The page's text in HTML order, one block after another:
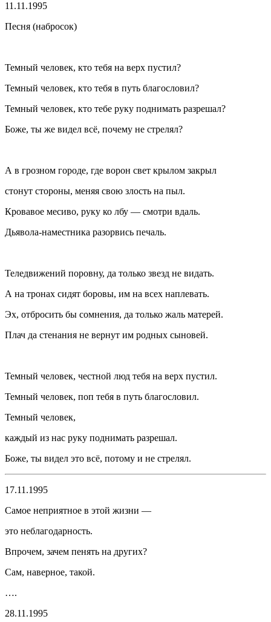
11.11.1995
Песня (набросок)
Темный человек, кто тебя на верх пустил?
Темный человек, кто тебя в путь благословил?
Темный человек, кто тебе руку поднимать разрешал?
Боже, ты же видел всё, почему не стрелял?
А в грозном городе, где ворон свет крылом закрыл
стонут стороны, меняя свою злость на пыл.
Кровавое месиво, руку ко лбу — смотри вдаль.
Дьявола-наместника разорвись печаль.
Теледвижений поровну, да только звезд не видать.
А на тронах сидят боровы, им на всех наплевать.
Эх, отбросить бы сомнения, да только жаль матерей.
Плач да стенания не вернут им родных сыновей.
Темный человек, честной люд тебя на верх пустил.
Темный человек, поп тебя в путь благословил.
Темный человек,
каждый из нас руку поднимать разрешал.
Боже, ты видел это всё, потому и не стрелял.
17.11.1995
Самое неприятное в этой жизни —
это неблагодарность.
Впрочем, зачем пенять на других?
Сам, наверное, такой.
….
28.11.1995